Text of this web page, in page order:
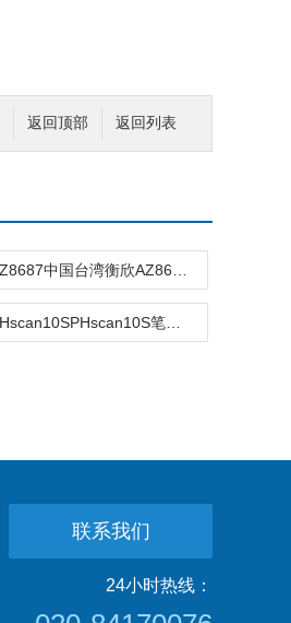
返回列表
返回顶部
联系我们
24小时热线：